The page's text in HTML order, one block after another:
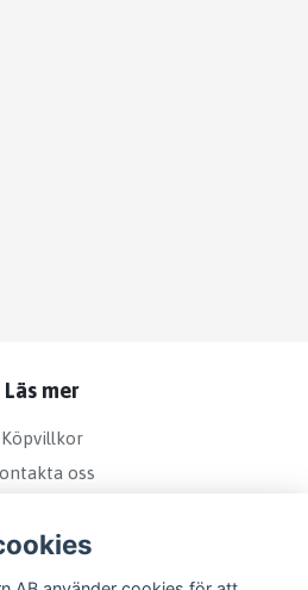
Läs mer
Köpvillkor
oss